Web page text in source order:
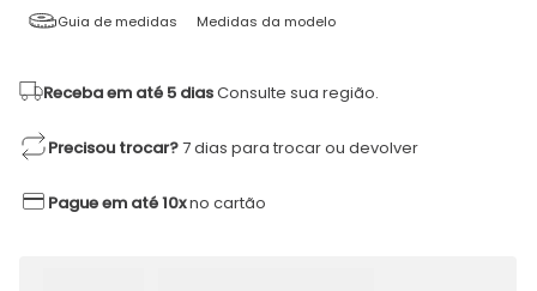
Guia de medidas Medidas da modelo
Receba em até 5 diasConsulte sua região.
Precisou trocar?7 dias para trocar ou devolver
Pague em até 10xno cartão